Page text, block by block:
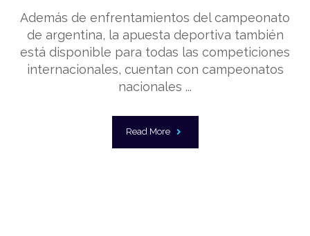
Además de enfrentamientos del campeonato
de argentina, la apuesta deportiva también
está disponible para todas las competiciones
internacionales, cuentan con campeonatos
nacionales ...
Read More